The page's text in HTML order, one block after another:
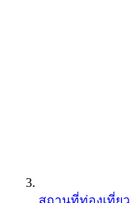
สถานที่ท่องเที่ยว